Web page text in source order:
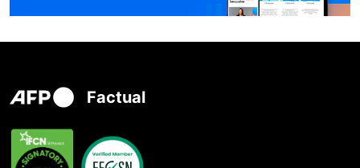
Factual